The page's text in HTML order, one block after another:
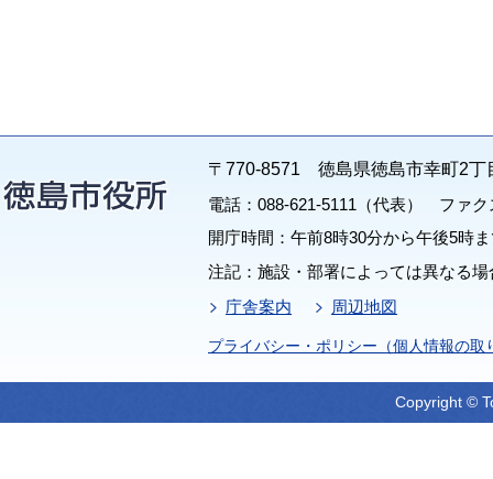
〒770-8571 徳島県徳島市幸町2丁
電話：088-621-5111（代表） ファク
開庁時間：午前8時30分から午後5時
注記：施設・部署によっては異なる
庁舎案内
周辺地図
プライバシー・ポリシー（個人情報の取
Copyright ©